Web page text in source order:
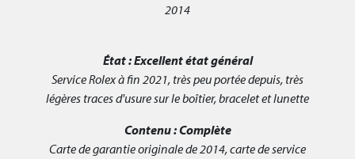
2014
État :Excellent état général
Service Rolex à fin 2021, très peu portée depuis, très
légères traces d'usure sur le boîtier, bracelet et lunette
Contenu :Complète
Carte de garantie originale de 2014, carte de service